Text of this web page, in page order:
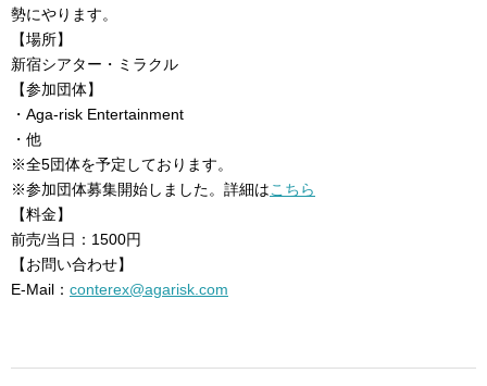
勢にやります。
【場所】
新宿シアター・ミラクル
【参加団体】
・Aga-risk Entertainment
・他
※全5団体を予定しております。
※参加団体募集開始しました。詳細はこちら
【料金】
前売/当日：1500円
【お問い合わせ】
E-Mail： conterex@agarisk.com